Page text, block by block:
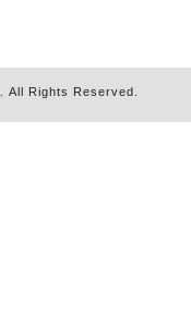
. All Rights Reserved.